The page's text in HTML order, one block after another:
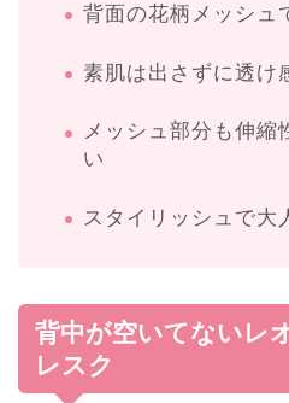
背面の花柄メッシュ
素肌は出さずに透け
メッシュ部分も伸縮
い
スタイリッシュで大
背中が空いてないレ
レスク